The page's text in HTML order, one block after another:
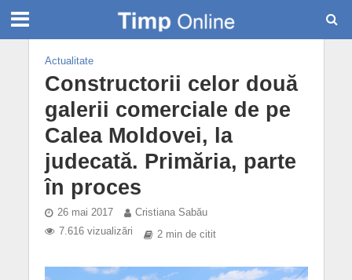
Actualitate
Constructorii celor două
galerii comerciale de pe
Calea Moldovei, la
judecată. Primăria, parte
în proces
26 mai 2017
Cristiana Sabău
7.616 vizualizări
2 min de citit